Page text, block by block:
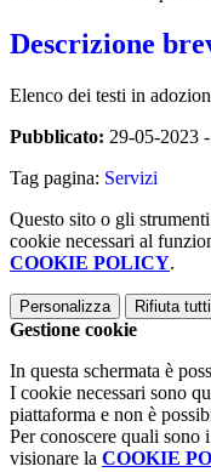
Descrizione
Elenco dei testi in
Pubblicato: 29-05-2023 -
Tag pagina: Servizi
Questo sito o gli
cookie necessari al
COOKIE POLICY.
Personalizza Rifiuta tutti
Gestione cookie
In questa schermata è
I cookie necessari sono
piattaforma e non è
Per conoscere quali sono
visionare la COOKIE